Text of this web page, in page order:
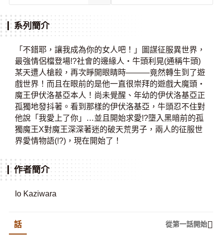
系列簡介
「不錯耶，讓我成為你的女人吧！」圖謀征服異世界，
最強情侶檔登場!?社會的邊緣人‧牛頭利晃(通稱牛頭)
某天遭人槍殺，再次睜開眼睛時———竟然轉生到了遊
戲世界！而且在眼前的是他一直很崇拜的遊戲大魔頭‧
魔王伊伏洛基亞本人！尚未覺醒、年幼的伊伏洛基亞正
孤獨地發抖著。看到那樣的伊伏洛基亞，牛頭忍不住對
他說「我愛上了你」…並且開始求愛!?墮入黑暗前的孤
獨魔王X對魔王深深著迷的破天荒男子，兩人的征服世
界愛情物語(!?)，現在開始了！
作者簡介
Io Kaziwara
話 從第一話開始